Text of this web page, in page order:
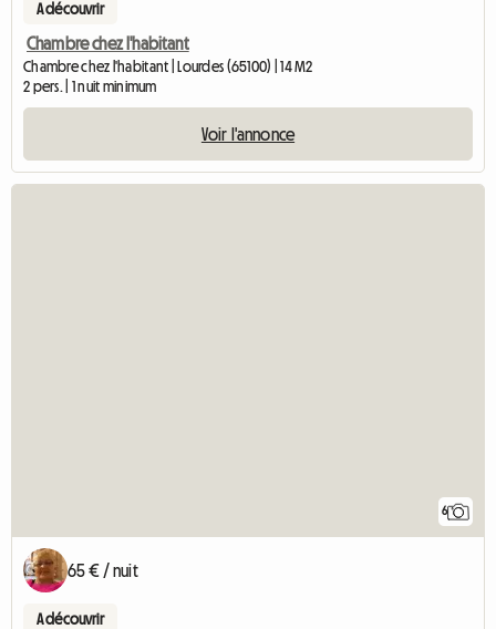
A découvrir
Chambre chez l'habitant
Chambre chez l'habitant | Lourdes (65100) | 14 M2
2 pers. | 1 nuit minimum
Voir l'annonce
6
65 € / nuit
A découvrir